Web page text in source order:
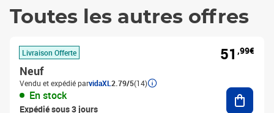
Toutes les autres offres
Livraison Offerte
Neuf
Vendu et expédié parvidaXL 2.79/5(14)
En stock
Expédié sous 3 jours
51 ,99€